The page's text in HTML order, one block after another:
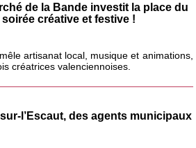
de la Bande investit la place du
créative et festive !
artisanat local, musique et animations,
créatrices valenciennoises.
l’Escaut, des agents municipaux